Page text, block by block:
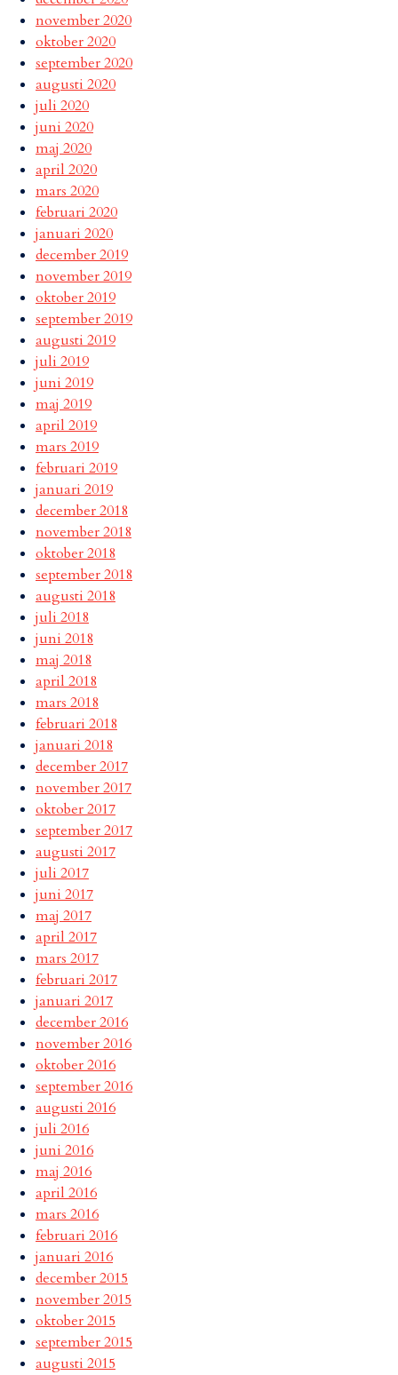
november 2020
oktober 2020
september 2020
augusti 2020
juli 2020
juni 2020
maj 2020
april 2020
mars 2020
februari 2020
januari 2020
december 2019
november 2019
oktober 2019
september 2019
augusti 2019
juli 2019
juni 2019
maj 2019
april 2019
mars 2019
februari 2019
januari 2019
december 2018
november 2018
oktober 2018
september 2018
augusti 2018
juli 2018
juni 2018
maj 2018
april 2018
mars 2018
februari 2018
januari 2018
december 2017
november 2017
oktober 2017
september 2017
augusti 2017
juli 2017
juni 2017
maj 2017
april 2017
mars 2017
februari 2017
januari 2017
december 2016
november 2016
oktober 2016
september 2016
augusti 2016
juli 2016
juni 2016
maj 2016
april 2016
mars 2016
februari 2016
januari 2016
december 2015
november 2015
oktober 2015
september 2015
augusti 2015